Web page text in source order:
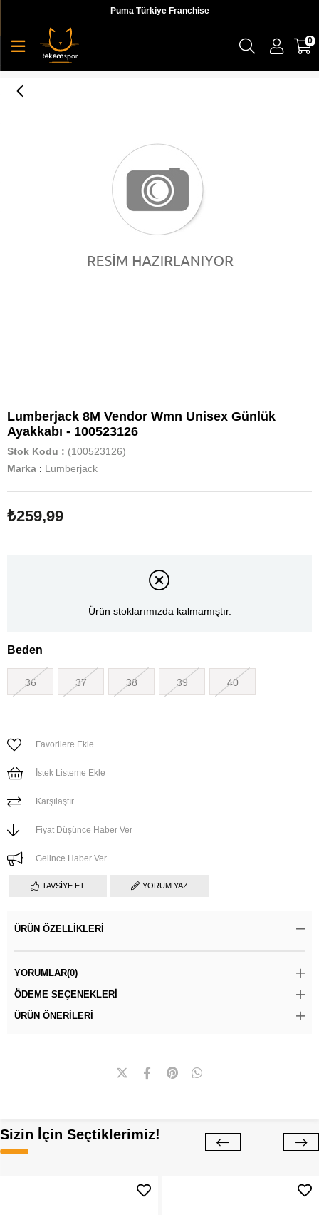
Puma Türkiye Franchise
0
Lumberjack 8M Vendor Wmn Unisex Günlük
Ayakkabı - 100523126
Stok Kodu
(100523126)
Marka : Lumberjack
₺259,99
Ürün stoklarımızda kalmamıştır.
Beden
36 37 38 39 40
Favorilere Ekle
İstek Listeme Ekle
Karşılaştır
Fiyat Düşünce Haber Ver
Gelince Haber Ver
TAVSIYE ET YORUM YAZ
ÜRÜN ÖZELLIKLERI
YORUMLAR(0)
ÖDEME SEÇENEKLERI
ÜRÜN ÖNERILERI
Sizin İçin Seçtiklerimiz!